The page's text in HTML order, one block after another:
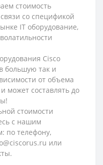
стоимость
со спецификой
IT оборудование,
Cisco
большую так и
от объема
может составлять до
стоимости
с нашим
по телефону,
или